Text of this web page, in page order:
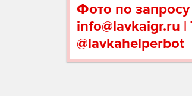
Фото по запросу
info@lavkaigr.ru |
@lavkahelperbot